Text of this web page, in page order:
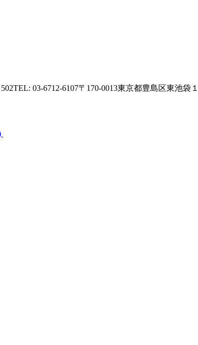
TEL: 03-6712-6107〒170-0013東京都豊島区東池袋